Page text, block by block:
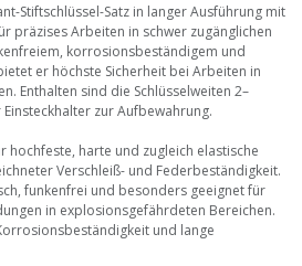
Stiftschlüssel-Satz in langer Ausführung mit
präzises Arbeiten in schwer zugänglichen
korrosionsbeständigem und
er höchste Sicherheit bei Arbeiten in
Enthalten sind die Schlüsselweiten 2–
zur Aufbewahrung.
hochfeste, harte und zugleich elastische
Verschleiß- und Federbeständigkeit.
funkenfrei und besonders geeignet für
in explosionsgefährdeten Bereichen.
und lange